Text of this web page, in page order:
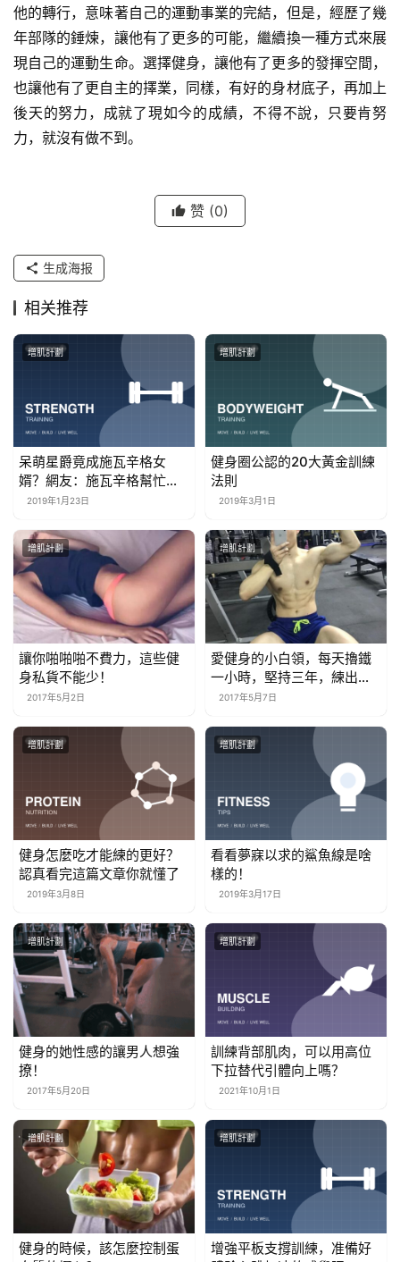
他的轉行，意味著自己的運動事業的完結，但是，經歷了幾
年部隊的錘煉，讓他有了更多的可能，繼續換一種方式來展
現自己的運動生命。選擇健身，讓他有了更多的發揮空間，
也讓他有了更自主的擇業，同樣，有好的身材底子，再加上
後天的努力，成就了現如今的成績，不得不說，只要肯努
力，就沒有做不到。
赞 (0)
生成海报
相关推荐
增肌計劃
呆萌星爵竟成施瓦辛格女
婿？網友：施瓦辛格幫忙打
滅霸嗎
2019年1月23日
增肌計劃
健身圈公認的20大黃金訓練
法則
2019年3月1日
增肌計劃
讓你啪啪啪不費力，這些健
身私貨不能少！
2017年5月2日
增肌計劃
愛健身的小白領，每天擼鐵
一小時，堅持三年，練出胸
肌公狗腰
2017年5月7日
增肌計劃
健身怎麼吃才能練的更好？
認真看完這篇文章你就懂了
2019年3月8日
增肌計劃
看看夢寐以求的鯊魚線是啥
樣的！
2019年3月17日
增肌計劃
健身的她性感的讓男人想強
撩！
2017年5月20日
增肌計劃
訓練背部肌肉，可以用高位
下拉替代引體向上嗎？
2021年10月1日
增肌計劃
健身的時候，該怎麼控制蛋
增肌計劃
增強平板支撐訓練，准備好